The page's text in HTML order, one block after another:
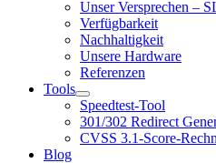
Unser Versprechen –
Verfügbarkeit
Nachhaltigkeit
Unsere Hardware
Referenzen
Tools
Speedtest-Tool
301/302 Redirect
CVSS 3.1-Score-
Blog